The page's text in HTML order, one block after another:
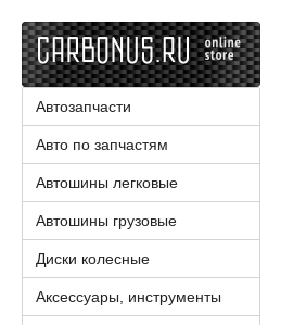
Автозапчасти
Авто по запчастям
Автошины легковые
Автошины грузовые
Диски колесные
Аксессуары, инструменты